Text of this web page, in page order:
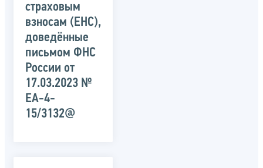
страховым
взносам (ЕНС),
доведённые
письмом ФНС
России от
17.03.2023 №
ЕА-4-
15/3132@